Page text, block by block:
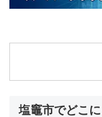
塩竈市でどこ